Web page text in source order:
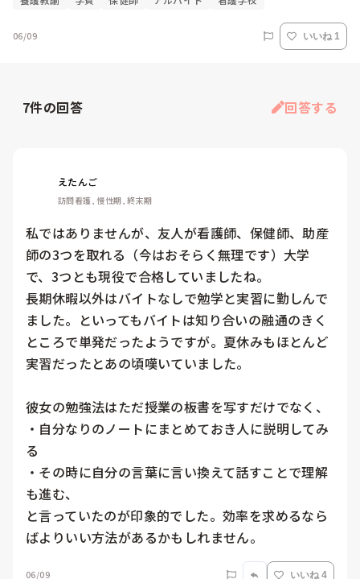
06/09 いいね 1
7件の回答 回答する
えたんご
訪問看護, 慢性期, 終末期
私ではありませんが、友人が看護師、保健師、助産
師の3つを取れる（今はおそらく無理です）大学
で、3つとも現役で合格していましたね。
長期休暇以外はバイトなしで勉学と実習に勤しんで
ました。といってもバイトは知り合いの融通のきく
ところで単発だったようですが。夏休みもほとんど
実習だったとあの頃嘆いていました。
彼女の勉強法はただ授業の板書を写すだけでなく、
・自分なりのノートにまとめておき人に説明してみ
る
・その時に自分の言葉に言い換えて話すことで理解
も進む、
と言っていたのが印象的でした。効率を求めるなら
ばよりいい方法があるかもしれません。
06/09 いいね 4